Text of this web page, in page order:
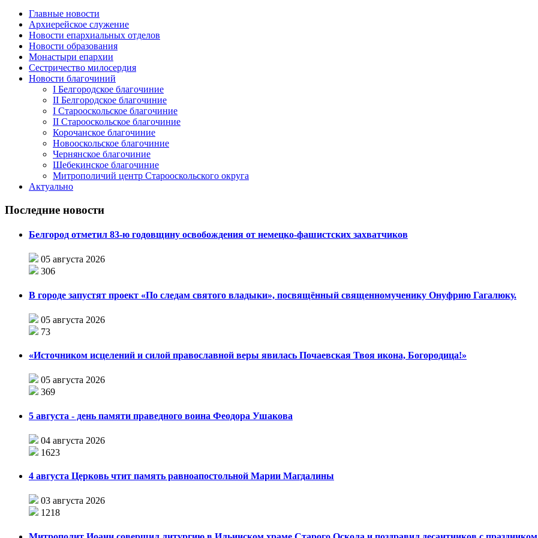
Главные новости
Архиерейское служение
Новости епархиальных отделов
Новости образования
Монастыри епархии
Сестричество милосердия
Новости благочиний
I Белгородское благочиние
II Белгородское благочиние
I Старооскольское благочиние
II Старооскольское благочиние
Корочанское благочиние
Новооскольское благочиние
Чернянское благочиние
Шебекинское благочиние
Митрополичий центр Старооскольского округа
Актуально
Последние новости
Белгород отметил 83-ю годовщину освобождения от немецко-фашистских захватчиков
05 августа 2026
306
В городе запустят проект «По следам святого владыки», посвящённый священномученику Онуфрию Гагалюку.
05 августа 2026
73
«Источником исцелений и силой православной веры явилась Почаевская Твоя икона, Богородица!»
05 августа 2026
369
5 августа - день памяти праведного воина Феодора Ушакова
04 августа 2026
1623
4 августа Церковь чтит память равноапостольной Марии Магдалины
03 августа 2026
1218